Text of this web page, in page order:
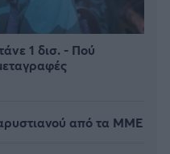
1 δισ. - Πού
από τα ΜΜΕ